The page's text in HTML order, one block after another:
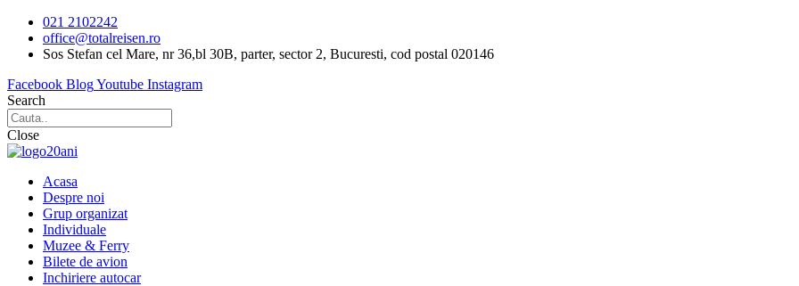
conținut
021 2102242
office@totalreisen.ro
Sos Stefan cel Mare, nr 36,bl 30B, parter, sector 2, Bucuresti, cod postal 020146
Facebook BlogYoutube Instagram
Search
Close
Acasa
Despre noi
Grup organizat
Individuale
Muzee & Ferry
Bilete de avion
Inchiriere autocar